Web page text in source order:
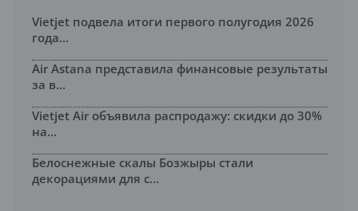
Vietjet подвела итоги первого полугодия 2026
года...
Air Astana представила финансовые результаты
за в...
Vietjet Air объявила распродажу: скидки до 30%
на...
Белоснежные скалы Бозжыры стали
декорациями для с...